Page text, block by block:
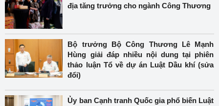
địa tăng trưởng cho ngành Công Thương
Bộ trưởng Bộ Công Thương Lê Mạnh
Hùng giải đáp nhiều nội dung tại phiên
thảo luận Tổ về dự án Luật Dầu khí (sửa
đổi)
Ủy ban Cạnh tranh Quốc gia phổ biến Luật